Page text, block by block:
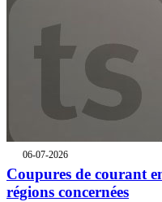
06-07-2026
Coupures de courant
régions concernées